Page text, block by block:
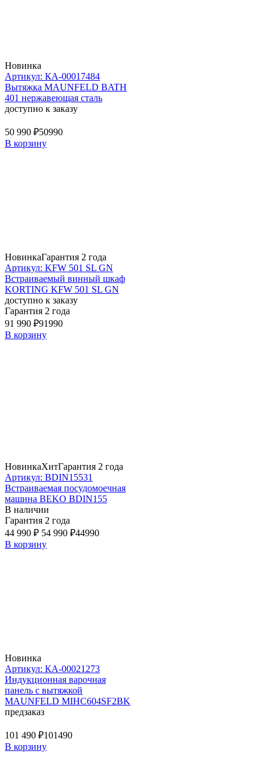
Новинка
Артикул: КА-00017484
Вытяжка MAUNFELD BATH
401 нержавеющая сталь
доступно к заказу
50 990 ₽50990
В корзину
НовинкаГарантия 2 года
Артикул: KFW 501 SL GN
Встраиваемый винный шкаф
KORTING KFW 501 SL GN
доступно к заказу
Гарантия 2 года
91 990 ₽91990
В корзину
НовинкаХитГарантия 2 года
Артикул: BDIN15531
Встраиваемая посудомоечная
машина BEKO BDIN155
В наличии
Гарантия 2 года
44 990 ₽ 54 990 ₽44990
В корзину
Новинка
Артикул: КА-00021273
Индукционная варочная
панель с вытяжкой
MAUNFELD MIHC604SF2BK
предзаказ
101 490 ₽101490
В корзину